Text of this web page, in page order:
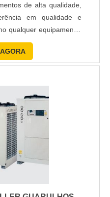
de alta qualidade,
em qualidade e
qualquer equipamento,
se desgastarem com o
serviço de manutenção
ocasiões. Tipos de